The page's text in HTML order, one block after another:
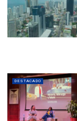
DESTACADO